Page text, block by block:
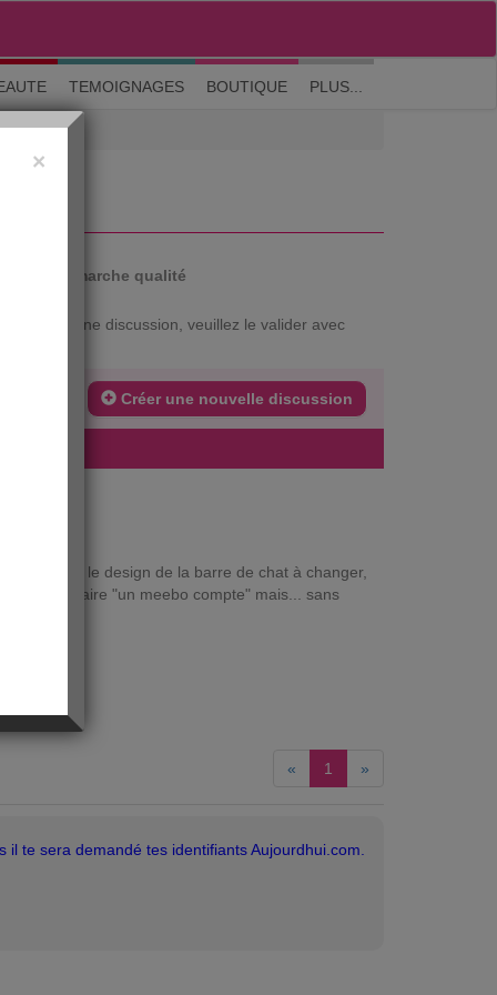
M'inscrire| Me connecter| ? Visite guidée
TEMOIGNAGES BOUTIQUE PLUS...
Démarche qualité
extrait d'une discussion, veuillez le valider avec
Créer une nouvelle discussion
jours que le design de la barre de chat à changer,
fois de faire "un meebo compte" mais... sans
« 1 »
te sera demandé tes identifiants Aujourdhui.com.
×